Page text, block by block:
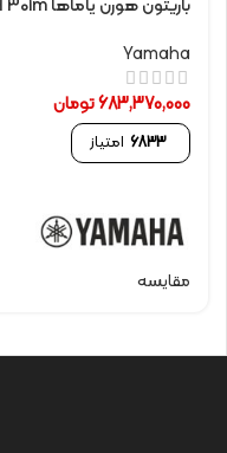
باريتون هورن یاماها YBH 301m
Yamaha
683,370,000تومان
6833 امتیاز
مقایسه